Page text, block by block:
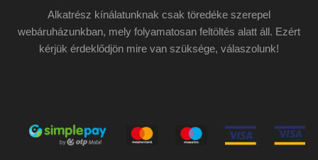
Alkatrész kínálatunknak csak töredéke szerepel
webáruházunkban, mely folyamatosan feltöltés alatt áll. Ezért
kérjük érdeklődjön mire van szüksége, válaszolunk!